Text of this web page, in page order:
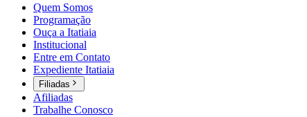
Quem Somos
Programação
Ouça a Itatiaia
Institucional
Entre em Contato
Expediente Itatiaia
Filiadas
Afiliadas
Trabalhe Conosco